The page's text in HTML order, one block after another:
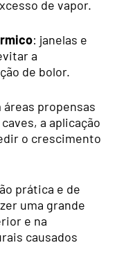
de vapor.
: janelas e
a
de bolor.
áreas propensas
a aplicação
o crescimento
prática e de
uma grande
e na
causados